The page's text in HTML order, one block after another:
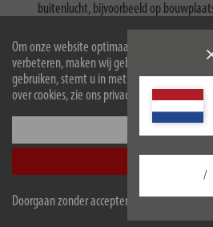
Om onze website optimaal voor u in te
verbeteren, maken wij gebruik van cookies.
gebruiken, stemt u in met het gebruik van
over cookies, zie ons privacybeleid.
Doorgaan zonder accepteren
/
buitenlucht, bijvoorbeeld op
zelfsluitende deksels) en robuuste
Kabelhaspel 33m met stevige
moeiteloos op- en afwikkelen van de
Beschrijving